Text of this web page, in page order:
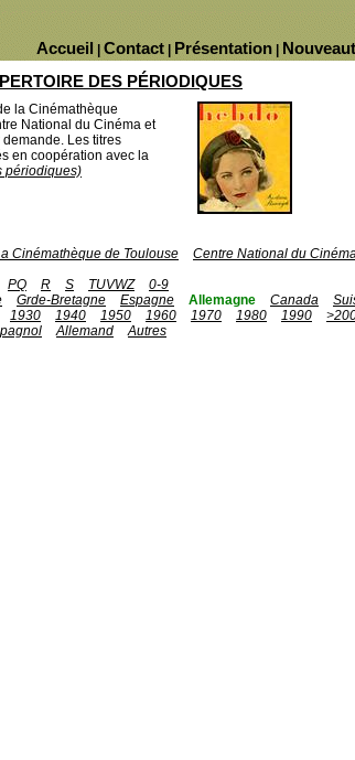
Présentation
Contact
Accueil
DES PÉRIODIQUES
la Cinémathèque
National du Cinéma et
Les titres
en coopération avec la
périodiques)
Cinémathèque de Toulouse
Centre National du
PQ R S TUVWZ
0-9
Grde-Bretagne Espagne Allemagne Canada
1930 1940 1950 1960 1970 1980 1990
Allemand
Autres